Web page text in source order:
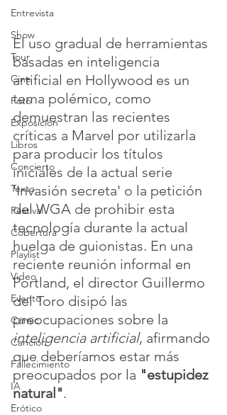
Entrevista
Show
Tour
Cine
Foto
Exposición
Libros
Concierto
Texto
Festival
Cobertura
Playlist
Video
Evento
Cómic
Canción
Fallecimiento
IA
Erótico
El uso gradual de herramientas
basadas en inteligencia
artificial en Hollywood es un
tema polémico, como
demuestran las recientes
críticas a Marvel por utilizarla
para producir los títulos
iniciales de la actual serie
'Invasión secreta' o la petición
del WGA de prohibir esta
tecnología durante la actual
huelga de guionistas. En una
reciente reunión informal en
Portland, el director Guillermo
del Toro disipó las
preocupaciones sobre la
inteligencia artificial, afirmando
que deberíamos estar más
preocupados por la "estupidez
natural".